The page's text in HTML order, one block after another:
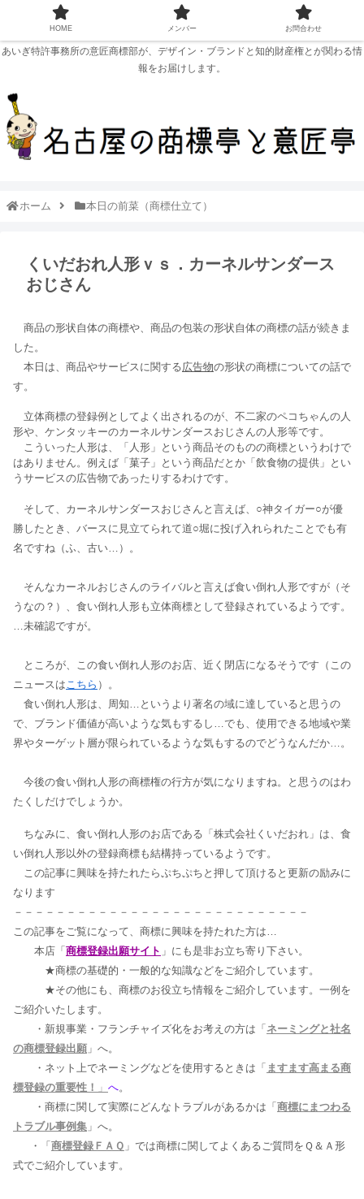
あいぎ特許事務所の意匠商標部が、デザイン・ブランドと知的財産権とが関わる情
報をお届けします。
ホーム 本日の前菜（商標仕立て）
くいだおれ人形ｖｓ．カーネルサンダース
おじさん
商品の形状自体の商標や、商品の包装の形状自体の商標の話が続きま
した。
本日は、商品やサービスに関する広告物の形状の商標についての話で
す。
立体商標の登録例としてよく出されるのが、不二家のペコちゃんの人
形や、ケンタッキーのカーネルサンダースおじさんの人形等です。
こういった人形は、「人形」という商品そのものの商標というわけで
はありません。例えば「菓子」という商品だとか「飲食物の提供」とい
うサービスの広告物であったりするわけです。
そして、カーネルサンダースおじさんと言えば、○神タイガー○が優
勝したとき、バースに見立てられて道○堀に投げ入れられたことでも有
名ですね（ふ、古い…）。
そんなカーネルおじさんのライバルと言えば食い倒れ人形ですが（そ
うなの？）、食い倒れ人形も立体商標として登録されているようです。
…未確認ですが。
ところが、この食い倒れ人形のお店、近く閉店になるそうです（この
ニュースはこちら ）。
食い倒れ人形は、周知…というより著名の域に達していると思うの
で、ブランド価値が高いような気もするし…でも、使用できる地域や業
界やターゲット層が限られているような気もするのでどうなんだか…。
今後の食い倒れ人形の商標権の行方が気になりますね。と思うのはわ
たくしだけでしょうか。
ちなみに、食い倒れ人形のお店である「株式会社くいだおれ」は、食
い倒れ人形以外の登録商標も結構持っているようです。
この記事に興味を持たれたらぷちぷち と押して頂けると更新の励みに
なります
－－－－－－－－－－－－－－－－－－－－－－－－－－－－
この記事をご覧になって、商標に興味を持たれた方は…
本店「 商標登録出願サイト 」にも是非お立ち寄り下さい。
★商標の基礎的・一般的な知識などをご紹介しています。
★その他にも、商標のお役立ち情報をご紹介しています。一例を
ご紹介いたします。
・新規事業・フランチャイズ化をお考えの方は「 ネーミングと社名
の商標登録出願 」へ。
・ネット上でネーミングなどを使用するときは「 ますます高まる商
標登録の重要性！ 」 へ。
・商標に関して実際にどんなトラブルがあるかは「 商標にまつわる
トラブル事例集 」へ。
・「 商標登録ＦＡＱ 」では商標に関してよくあるご質問をＱ＆Ａ形
式でご紹介しています。
HOME メンバー お問合わせ